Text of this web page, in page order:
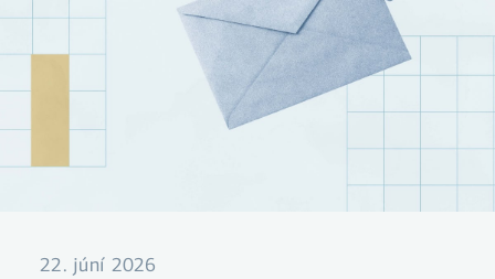
22. júní 2026